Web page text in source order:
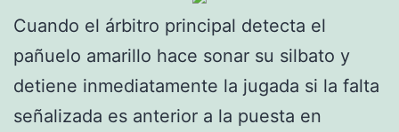
Cuando el árbitro principal detecta el
pañuelo amarillo hace sonar su silbato y
detiene inmediatamente la jugada si la falta
señalizada es anterior a la puesta en